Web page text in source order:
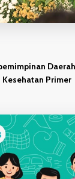
Primer